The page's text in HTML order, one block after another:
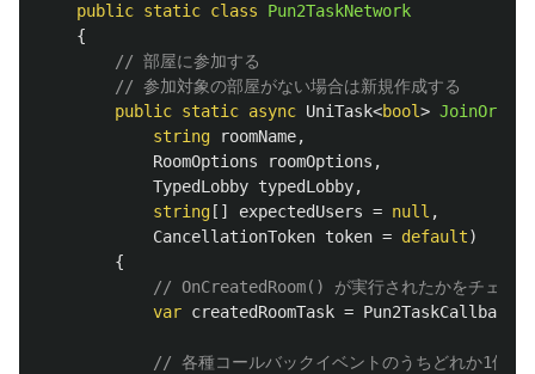
public static class
Pun2TaskNetwork
{
// 部屋に参加する
// 参加対象の部屋がない場合は新規作成する
public static async UniTask<bool>
string
roomName,
RoomOptions
roomOptions ,
TypedLobby typedLobby,
string [] expectedUsers = null ,
CancellationToken token = default)
{
// OnCreatedRoom() が実行されたかをチェッ
var createdRoomTask = Pun2TaskCallback
// 各種コールバックイベントのうちどれか1個が